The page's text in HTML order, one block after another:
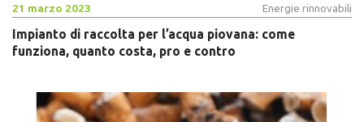
21 marzo 2023 Energie rinnovabili
Impianto di raccolta per l’acqua piovana: come
funziona, quanto costa, pro e contro